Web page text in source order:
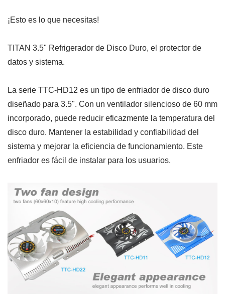
¡Esto es lo que necesitas!
TITAN 3.5" Refrigerador de Disco Duro, el protector de
datos y sistema.
La serie TTC-HD12 es un tipo de enfriador de disco duro
diseñado para 3.5". Con un ventilador silencioso de 60 mm
incorporado, puede reducir eficazmente la temperatura del
disco duro. Mantener la estabilidad y confiabilidad del
sistema y mejorar la eficiencia de funcionamiento. Este
enfriador es fácil de instalar para los usuarios.